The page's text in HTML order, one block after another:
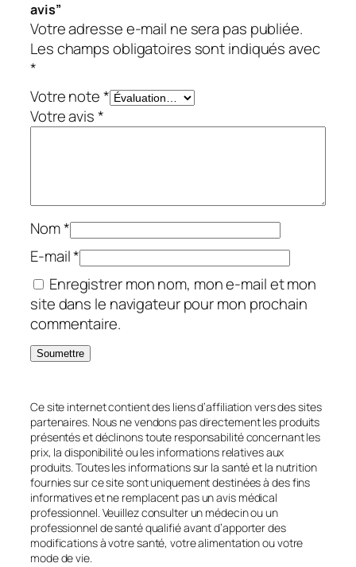
avis”
Votre adresse e-mail ne sera pas publiée.
Les champs obligatoires sont indiqués avec
*
Votre note*
Votre avis*
Nom*
E-mail*
Enregistrer mon nom, mon e-mail et mon
site dans le navigateur pour mon prochain
commentaire.
Ce site internet contient des liens d’affiliation vers des sites
partenaires. Nous ne vendons pas directement les produits
présentés et déclinons toute responsabilité concernant les
prix, la disponibilité ou les informations relatives aux
produits. Toutes les informations sur la santé et la nutrition
fournies sur ce site sont uniquement destinées à des fins
informatives et ne remplacent pas un avis médical
professionnel. Veuillez consulter un médecin ou un
professionnel de santé qualifié avant d’apporter des
modifications à votre santé, votre alimentation ou votre
mode de vie.